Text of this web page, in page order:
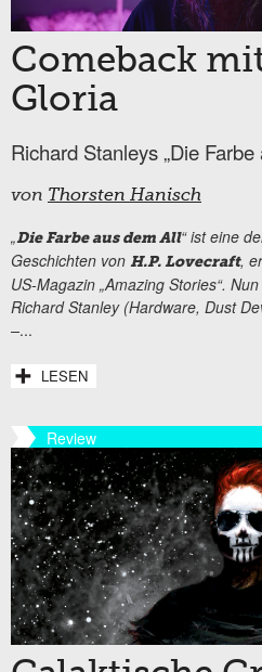
Comeback
Gloria
Richard Stanleys „Die
von Thorsten Hanisch
„Die Farbe aus dem All“ ist eine
Geschichten von H.P. Lovecraft,
US-Magazin „Amazing Stories“.
Richard Stanley (Hardware, Dust
–...
LESEN
Review